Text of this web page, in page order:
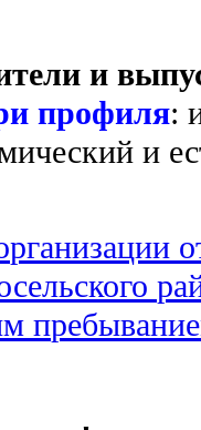
и
профиля:
и